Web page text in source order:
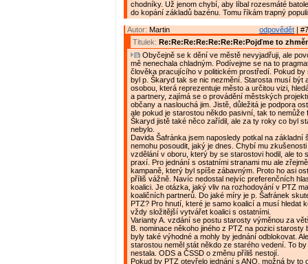
chodníky. Už jenom chybí, aby líbal rozesmáté
do kopání základů bazénu. Tomu říkám trapný
odpovědět |
Autor: Martin
Titulek: Re:Re:Re:Re:Re:Re:Re:Pojďme to
Obyčejně se k dění ve městě nevyjadřuji, ale
mě nenechala chladným. Podívejme se na to
člověka pracujícího v politickém prostředí. Pokud by
byl p. Škaryd tak se nic nezmění. Starosta musí být
osobou, která reprezentuje město a určitou vizi,
a partnery, zajímá se o provádění městských
občany a naslouchá jim. Jistě, důležitá je podpora
ale pokud je starostou někdo pasivní, tak to nemůže
Škaryd jistě také něco zařídil, ale za ty roky co byl
nebylo.
Davida Šafránka jsem naposledy potkal na základní
nemohu posoudit, jaký je dnes. Chybí mu zkušenosti
vzdělání v oboru, který by se starostovi hodil, ale to
praxí. Pro jednání s ostatními stranami mu ale
kampaně, který byl spíše zábavným. Proto ho asi
příliš vážně. Navíc nedostal nejvíc preferenčních
koalici. Je otázka, jaký vliv na rozhodování v PTZ
koaličních partnerů. Do jaké míry je p. Šafránek
PTZ? Pro hnutí, které je samo koalicí a musí hledat
vždy složitější vytvářet koalici s ostatními.
Varianty A. vzdání se postu starosty výměnou za
B. nominace někoho jiného z PTZ na pozici starosty
byly také výhodné a mohly by jednání odblokovat.
starostou neměl stát někdo ze starého vedení. To
nestala. ODS a ČSSD o změnu příliš nestojí.
Pokud by PTZ otevřelo jednání s ANO, možná by to